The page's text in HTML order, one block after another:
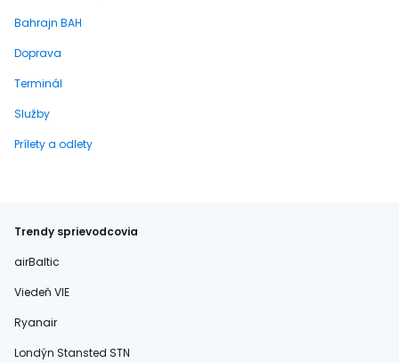
Bahrajn BAH
Doprava
Terminál
Služby
Prílety a odlety
Trendy sprievodcovia
airBaltic
Viedeň VIE
Ryanair
Londýn Stansted STN